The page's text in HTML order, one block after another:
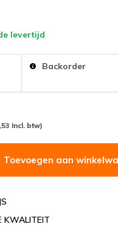
levertijd
Backorder
Incl. btw)
Toevoegen aan
KWALITEIT